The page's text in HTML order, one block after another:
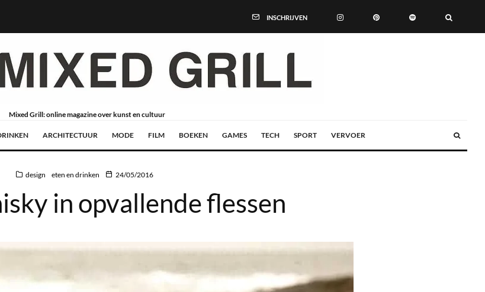
INSCHRIJVEN
Mixed Grill: online magazine over kunst en cultuur
ARCHITECTUUR MODE FILM BOEKEN GAMES TECH SPORT VERVOER
design eten en drinken 24/05/2016
in opvallende flessen